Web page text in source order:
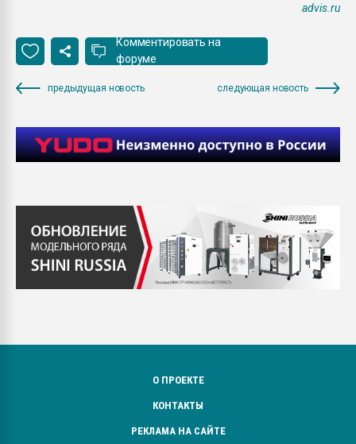
advis.ru
Комментировать на
форуме
предыдущая новость следующая новость
О ПРОЕКТЕ
КОНТАКТЫ
РЕКЛАМА НА САЙТЕ